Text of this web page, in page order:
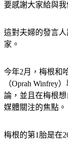
要感謝大家給與我
這對夫婦的發言
家。
今年2月，梅根和
（Oprah Winfrey
論，並且在梅根
媒體關注的焦點。
梅根的第1胎是在